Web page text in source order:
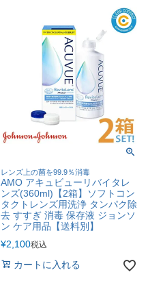
レンズ上の菌を99.9％消毒
AMO アキュビューリバイタレ
ンズ(360ml)【2箱】ソフトコン
タクトレンズ用洗浄 タンパク除
去 すすぎ 消毒 保存液 ジョンソ
ン ケア用品【送料別】
¥2,100税込
カートに入れる